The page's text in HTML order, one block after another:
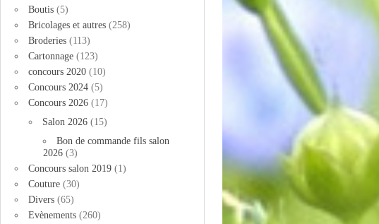
Boutis (5)
Bricolages et autres (258)
Broderies (113)
Cartonnage (123)
concours 2020 (10)
Concours 2024 (5)
Concours 2026 (17)
Salon 2026 (15)
Bon de commande fils salon
2026 (3)
Concours salon 2019 (1)
Couture (30)
Divers (65)
Evènements (260)